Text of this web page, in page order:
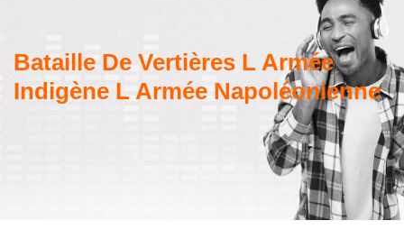
Bataille De Vertières L Armée
Indigène L Armée Napoléonienne